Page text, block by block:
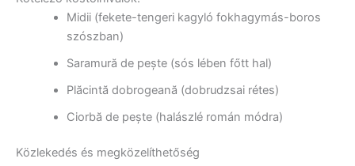
Midii (fekete-tengeri kagyló fokhagymás-boros
szószban)
Saramură de pește (sós lében főtt hal)
Plăcintă dobrogeană (dobrudzsai rétes)
Ciorbă de pește (halászlé román módra)
Közlekedés és megközelíthetőség